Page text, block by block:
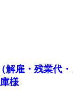
解雇・残業代・
様